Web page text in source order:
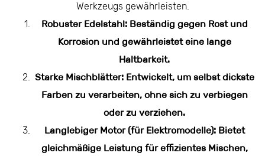
Werkzeugs gewährleisten.
Robuster Edelstahl: Beständig gegen Rost und
Korrosion und gewährleistet eine lange
Haltbarkeit.
Starke Mischblätter: Entwickelt, um selbst dickste
Farben zu verarbeiten, ohne sich zu verbiegen
oder zu verziehen.
Langlebiger Motor (für Elektromodelle): Bietet
gleichmäßige Leistung für effizientes Mischen,